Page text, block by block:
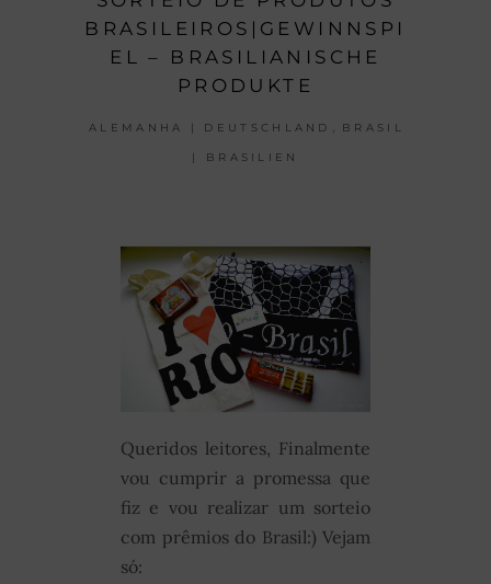
BRASILEIROS|GEWINNSPI
EL – BRASILIANISCHE
PRODUKTE
ALEMANHA | DEUTSCHLAND BRASIL
| BRASILIEN
Queridos leitores, Finalmente
vou cumprir a promessa que
fiz e vou realizar um sorteio
com prêmios do Brasil:) Vejam
só: